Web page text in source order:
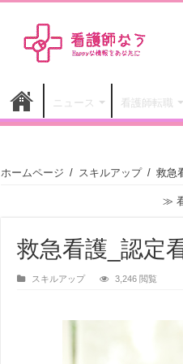
ニュース 看護師転職
ホームページ / スキルアップ / 救急
≫
救急看護_認定
スキルアップ 3,246 閲覧